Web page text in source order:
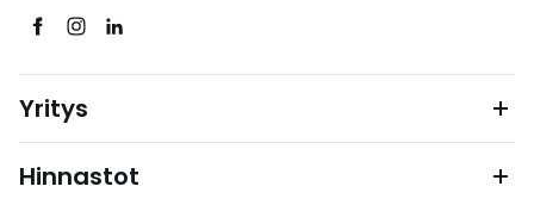
Yritys
Hinnastot